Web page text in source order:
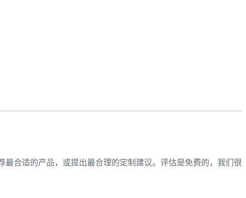
合适的产品，或提出最合理的定制建议。评估是免费的，我们很